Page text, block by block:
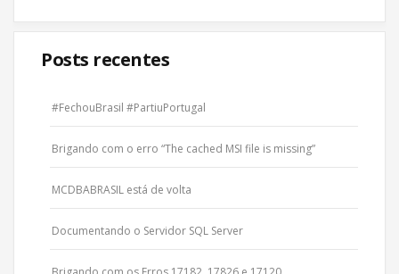
Posts recentes
#FechouBrasil #PartiuPortugal
Brigando com o erro “The cached MSI file is missing”
MCDBABRASIL está de volta
Documentando o Servidor SQL Server